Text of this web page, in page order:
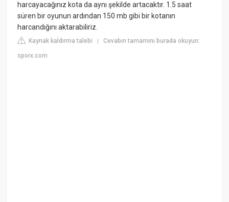
harcayacağınız kota da aynı şekilde artacaktır. 1.5 saat
süren bir oyunun ardından 150 mb gibi bir kotanın
harcandığını aktarabiliriz.
Kaynak kaldırma talebi |Cevabın tamamını burada okuyun:
sporx.com